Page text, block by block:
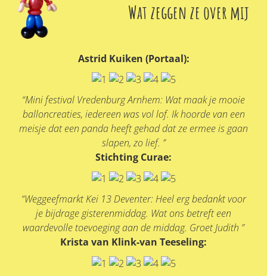
Wat zeggen ze over mij
Astrid Kuiken (Portaal):
“Mini festival Vredenburg Arnhem: Wat maak je mooie
balloncreaties, iedereen was vol lof. Ik hoorde van een
meisje dat een panda heeft gehad dat ze ermee is gaan
slapen, zo lief. ”
Stichting Curae:
“Weggeefmarkt Kei 13 Deventer: Heel erg bedankt voor
je bijdrage gisterenmiddag. Wat ons betreft een
waardevolle toevoeging aan de middag. Groet Judith ”
Krista van Klink-van Teeseling: